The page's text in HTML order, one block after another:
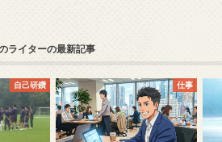
ライターの最新記事
自己研鑽 仕事